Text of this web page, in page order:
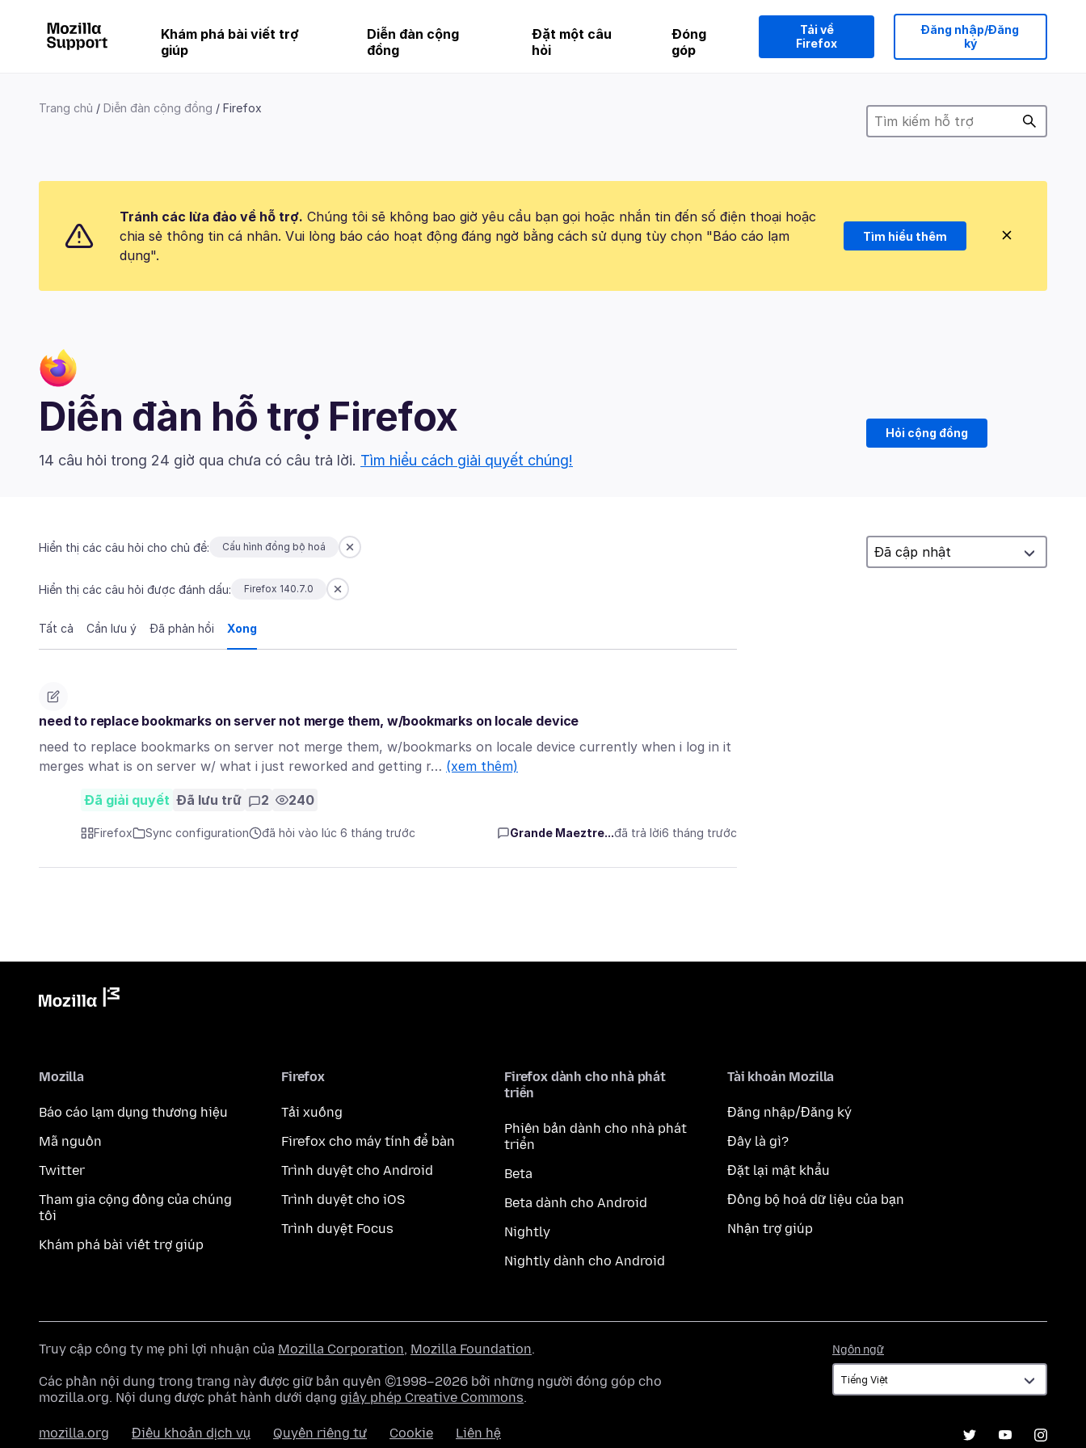
Khám phá bài viết trợ
giúp
Diễn đàn cộng
đồng
Đặt một câu
hỏi
Đóng
góp
Tải về
Firefox
Đăng nhập/Đăng
ký
Trang chủ Diễn đàn cộng đồng Firefox
Tránh các lừa đảo về hỗ trợ. Chúng tôi sẽ không bao giờ yêu cầu bạn gọi hoặc nhắn tin đến số điện thoại hoặc
chia sẻ thông tin cá nhân. Vui lòng báo cáo hoạt động đáng ngờ bằng cách sử dụng tùy chọn "Báo cáo lạm
dụng".
Tìm hiểu thêm
Diễn đàn hỗ trợ Firefox
14 câu hỏi trong 24 giờ qua chưa có câu trả lời. Tìm hiểu cách giải quyết chúng!
Hỏi cộng đồng
Hiển thị các câu hỏi cho chủ đề: Cấu hình đồng bộ hoá
Hiển thị các câu hỏi được đánh dấu: Firefox 140.7.0
Tất cả Cần lưu ý Đã phản hồi Xong
need to replace bookmarks on server not merge them, w/bookmarks on locale device
need to replace bookmarks on server not merge them, w/bookmarks on locale device currently when i log in it
merges what is on server w/ what i just reworked and getting r… (xem thêm)
Đã giải quyết Đã lưu trữ 2 240
Firefox Sync configuration đã hỏi vào lúc 6 tháng trước Grande Maeztre...đã trả lời6 tháng trước
Mozilla
Báo cáo lạm dụng thương hiệu
Mã nguồn
Twitter
Tham gia cộng đồng của chúng
tôi
Khám phá bài viết trợ giúp
Firefox
Tải xuống
Firefox cho máy tính để bàn
Trình duyệt cho Android
Trình duyệt cho iOS
Trình duyệt Focus
Firefox dành cho nhà phát
triển
Phiên bản dành cho nhà phát
triển
Beta
Beta dành cho Android
Nightly
Nightly dành cho Android
Tài khoản Mozilla
Đăng nhập/Đăng ký
Đây là gì?
Đặt lại mật khẩu
Đồng bộ hoá dữ liệu của bạn
Nhận trợ giúp
Ngôn ngữ
ngữ
Truy cập công ty mẹ phi lợi nhuận của Mozilla Corporation, Mozilla Foundation.
Các phần nội dung trong trang này được giữ bản quyền ©1998–2026 bởi những người đóng góp cho
mozilla.org. Nội dung được phát hành dưới dạng giấy phép Creative Commons.
mozilla.org Điều khoản dịch vụ Quyền riêng tư Cookie Liên hệ